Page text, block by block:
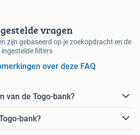
vragen
zijn gebaseerd op je zoekopdracht en de
ingestelde filters
over deze FAQ
van de Togo-bank?
bank?